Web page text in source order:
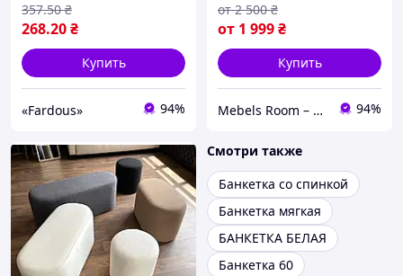
268.20₴
357.50 ₴
Купить
«Fardous» 94%
от 1 999₴
от 2 500 ₴
Купить
Mebels Room – ми за комфорт та зручність для вас 94%
Смотри также
Банкетка со спинкой
Банкетка мягкая
БАНКЕТКА БЕЛАЯ
Банкетка 60